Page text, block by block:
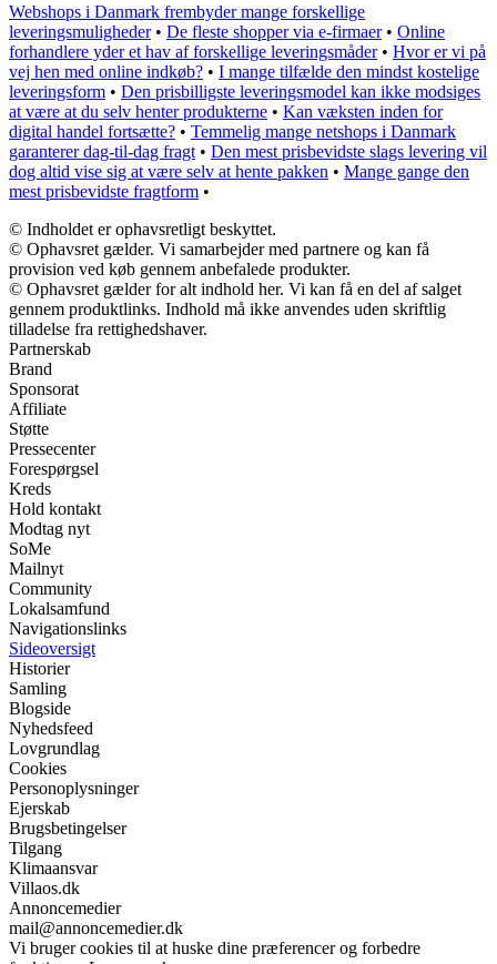
Webshops i Danmark frembyder mange forskellige
leveringsmuligheder• De fleste shopper via e-firmaer• Online
forhandlere yder et hav af forskellige leveringsmåder• Hvor er vi på
vej hen med online indkøb? • I mange tilfælde den mindst kostelige
leveringsform • Den prisbilligste leveringsmodel kan ikke modsiges
at være at du selv henter produkterne • Kan væksten inden for
digital handel fortsætte? • Temmelig mange netshops i Danmark
garanterer dag-til-dag fragt • Den mest prisbevidste slags levering vil
dog altid vise sig at være selv at hente pakken • Mange gange den
mest prisbevidste fragtform •
© Indholdet er ophavsretligt beskyttet.
© Ophavsret gælder. Vi samarbejder med partnere og kan få
provision ved køb gennem anbefalede produkter.
© Ophavsret gælder for alt indhold her. Vi kan få en del af salget
gennem produktlinks. Indhold må ikke anvendes uden skriftlig
tilladelse fra rettighedshaver.
Partnerskab
Brand
Sponsorat
Affiliate
Støtte
Pressecenter
Forespørgsel
Kreds
Hold kontakt
Modtag nyt
SoMe
Mailnyt
Community
Lokalsamfund
Navigationslinks
Sideoversigt
Historier
Samling
Blogside
Nyhedsfeed
Lovgrundlag
Cookies
Personoplysninger
Ejerskab
Brugsbetingelser
Tilgang
Klimaansvar
Villaos.dk
Annoncemedier
mail@annoncemedier.dk
Vi bruger cookies til at huske dine præferencer og forbedre